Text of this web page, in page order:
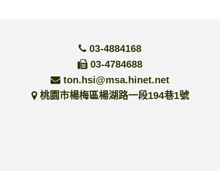
03-4884168
03-4784688
ton.hsi@msa.hinet.net
桃園市楊梅區楊湖路一段194巷1號